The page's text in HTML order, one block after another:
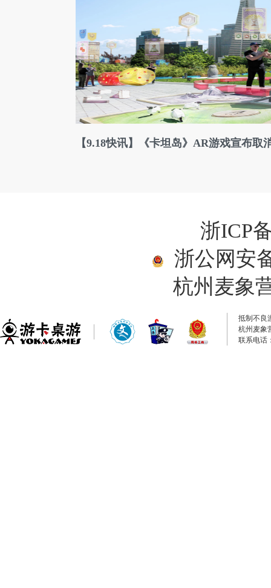
【9.18快讯】《卡坦岛》AR游戏宣布
浙ICP
浙公网安
杭州麦象
抵制不良
杭州麦象
联系电话